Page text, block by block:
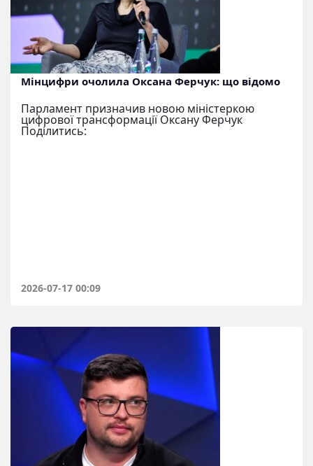
Мінцифри очолила Оксана Ферчук: що відомо
Парламент призначив новою міністеркою
цифрової трансформації Оксану Ферчук
Поділитись:
2026-07-17 00:09